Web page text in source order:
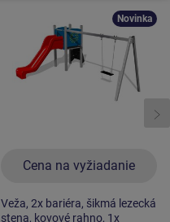
Cena na vyžiadanie
Novinka
Veža, 2x bariéra, šikmá lezecká
stena, kovové rahno, 1x